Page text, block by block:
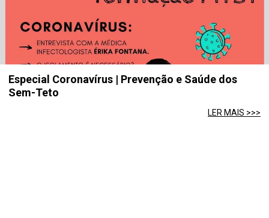
Especial Coronavírus | Prevenção e Saúde dos
Sem-Teto
LER MAIS >>>